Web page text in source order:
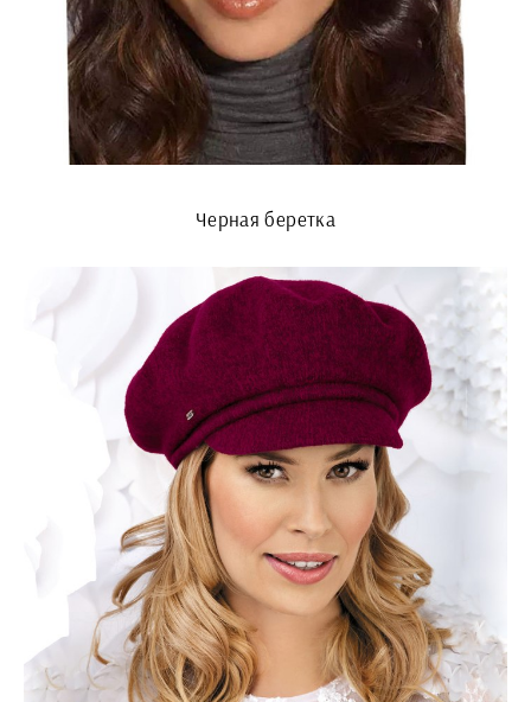
Черная беретка